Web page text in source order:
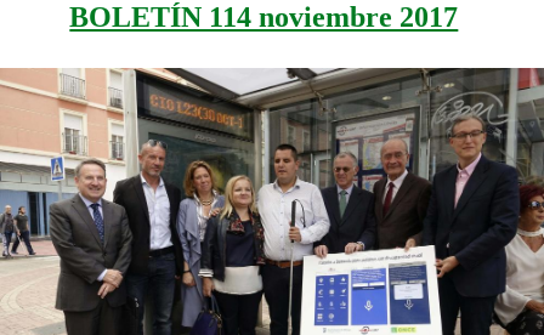
BOLETÍN 114 noviembre 2017